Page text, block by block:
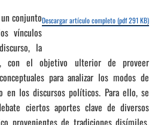
Descargar artículo completo (pdf 291 KB)
conjunto
vínculos
la
el objetivo ulterior de proveer
para analizar los modos de
en los discursos políticos. Para ello, se
ciertos aportes clave de diversos
provenientes de tradiciones disímiles,